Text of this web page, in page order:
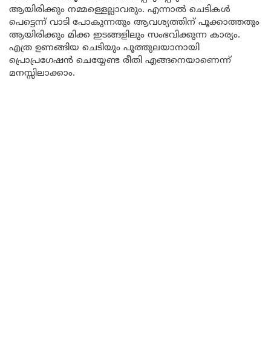
ആയിരിക്കും നമ്മള്ളെല്ലാവരും. എന്നാൽ ചെടികൾ
പെട്ടെന്ന് വാടി പോകുന്നതും ആവശ്യത്തിന് പൂക്കാത്തതും
ആയിരിക്കും മിക്ക ഇടങ്ങളിലും സംഭവിക്കുന്ന കാര്യം.
എത്ര ഉണങ്ങിയ ചെടിയും പൂത്തുലയാനായി
പ്രൊപ്രഗേഷൻ ചെയ്യേണ്ട രീതി എങ്ങനെയാണെന്ന്
മനസ്സിലാക്കാം.